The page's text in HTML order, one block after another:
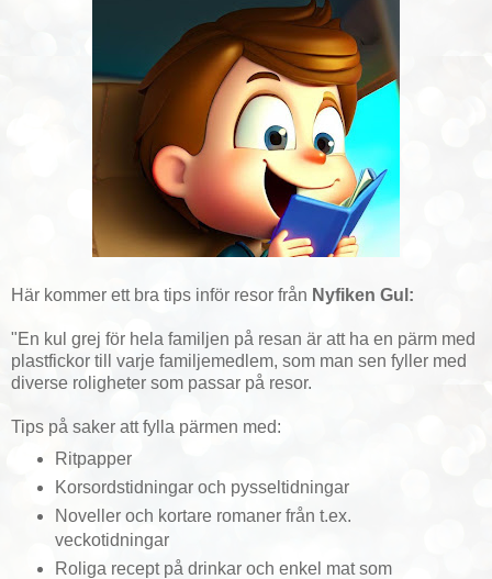
Här kommer ett bra tips inför resor från Nyfiken Gul:
"En kul grej för hela familjen på resan är att ha en pärm med
plastfickor till varje familjemedlem, som man sen fyller med
diverse roligheter som passar på resor.
Tips på saker att fylla pärmen med:
Ritpapper
Korsordstidningar och pysseltidningar
Noveller och kortare romaner från t.ex.
veckotidningar
Roliga recept på drinkar och enkel mat som